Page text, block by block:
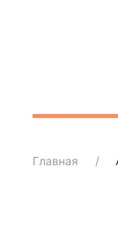
Главная